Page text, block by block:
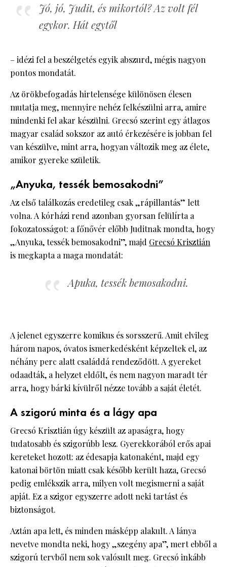
Jó, jó, Judit, és mikortól? Az volt fél
egykor. Hát egytől
– idézi fel a beszélgetés egyik abszurd, mégis nagyon
pontos mondatát.
Az örökbefogadás hirtelensége különösen élesen
mutatja meg, mennyire nehéz felkészülni arra, amire
mindenki fel akar készülni. Grecsó szerint egy átlagos
magyar család sokszor az autó érkezésére is jobban fel
van készülve, mint arra, hogyan változik meg az élete,
amikor gyereke születik.
„Anyuka, tessék bemosakodni”
Az első találkozás eredetileg csak „rápillantás” lett
volna. A kórházi rend azonban gyorsan felülírta a
fokozatosságot: a főnővér előbb Juditnak mondta, hogy
„Anyuka, tessék bemosakodni”, majd Grecsó Krisztián
is megkapta a maga mondatát:
Apuka, tessék bemosakodni.
A jelenet egyszerre komikus és sorsszerű. Amit elvileg
három napos, óvatos ismerkedésként képzeltek el, az
néhány perc alatt családdá rendeződött. A gyereket
odaadták, a helyzet eldőlt, és nem nagyon maradt tér
arra, hogy bárki kívülről nézze tovább a saját életét.
A szigorú minta és a lágy apa
Grecsó Krisztián úgy készült az apaságra, hogy
tudatosabb és szigorúbb lesz. Gyerekkorából erős apai
kereteket hozott: az édesapja katonaként, majd egy
katonai börtön miatt csak később került haza, Grecsó
pedig emlékszik arra, milyen volt megismerni a saját
apját. Ez a szigor egyszerre adott neki tartást és
biztonságot.
Aztán apa lett, és minden másképp alakult. A lánya
nevetve mondta neki, hogy „szegény apa”, mert ebből a
szigorú tervből nem sok valósult meg. Grecsó inkább